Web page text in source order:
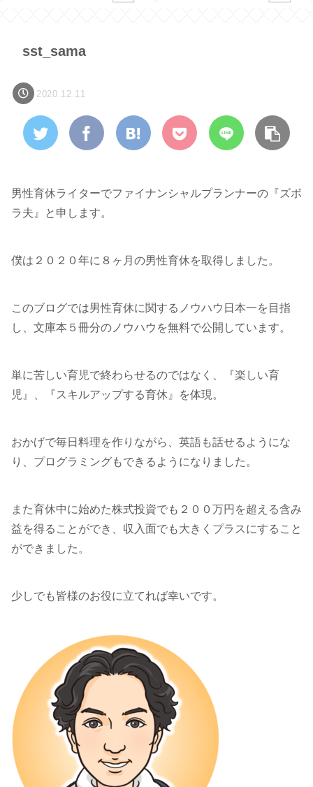
sst_sama
2020.12.11
男性育休ライターでファイナンシャルプランナーの『ズボ
ラ夫』と申します。
僕は２０２０年に８ヶ月の男性育休を取得しました。
このブログでは男性育休に関するノウハウ日本一を目指
し、文庫本５冊分のノウハウを無料で公開しています。
単に苦しい育児で終わらせるのではなく、『楽しい育
児』、『スキルアップする育休』を体現。
おかげで毎日料理を作りながら、英語も話せるようにな
り、プログラミングもできるようになりました。
また育休中に始めた株式投資でも２００万円を超える含み
益を得ることができ、収入面でも大きくプラスにすること
ができました。
少しでも皆様のお役に立てれば幸いです。